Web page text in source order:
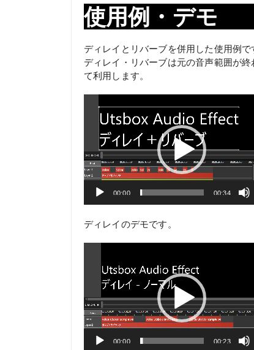
使用例・デモ
ディレイとリバーブを併用した使用例で
ディレイ・リバーブは元の音声範囲が
て利用します。
ー
ヤ
ー
00:00 00:34
ディレイのデモです。
ー
ヤ
ー
00:00 00:23